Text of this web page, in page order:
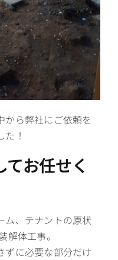
から弊社にご依頼を
！
お任せく
ム、テナントの原状
解体工事。
ずに必要な部分だけ